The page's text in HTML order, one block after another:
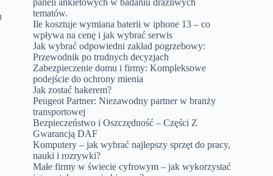
paneli ankietowych w badaniu drażliwych
tematów.
Ile kosztuje wymiana baterii w iphone 13 – co
wpływa na cenę i jak wybrać serwis
Jak wybrać odpowiedni zakład pogrzebowy:
Przewodnik po trudnych decyzjach
Zabezpieczenie domu i firmy: Kompleksowe
podejście do ochrony mienia
Jak zostać hakerem?
Peugeot Partner: Niezawodny partner w branży
transportowej
Bezpieczeństwo i Oszczędność – Części Z
Gwarancją DAF
Komputery – jak wybrać najlepszy sprzęt do pracy,
nauki i rozrywki?
Małe firmy w świecie cyfrowym – jak wykorzystać